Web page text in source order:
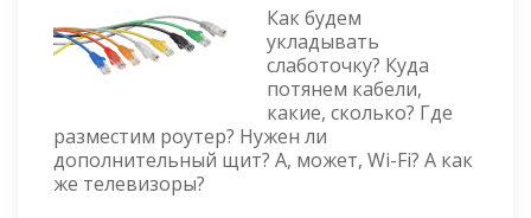
Как будем
укладывать
слаботочку? Куда
потянем кабели,
какие, сколько? Где
разместим роутер? Нужен ли
дополнительный щит? А, может, Wi-Fi? А как
же телевизоры?